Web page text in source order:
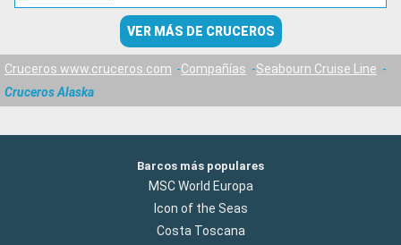
VER MÁS DE CRUCEROS
Cruceros www.cruceros.com Compañías
Seabourn Cruise Line
Cruceros Alaska
Barcos más populares
MSC World Europa
Icon of the Seas
Costa Toscana